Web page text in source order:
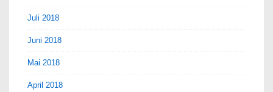
Juli 2018
Juni 2018
Mai 2018
April 2018